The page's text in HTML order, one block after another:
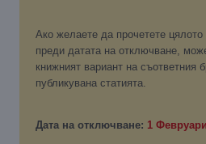
Ако желаете да прочетете
преди датата на отключване,
книжният вариант на съответния
публикувана статията.
Дата на отключване: 1